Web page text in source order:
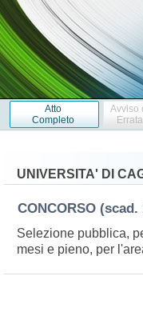
Atto
Completo
Avviso
UNIVERSITA' DI
CONCORSO (scad.
Selezione pubblica,
mesi e pieno, per